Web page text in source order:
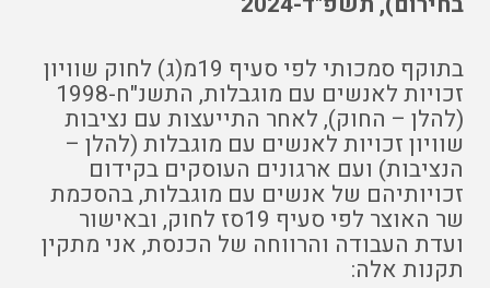
בתוקף סמכותי לפי סעיף 19מ(ג) לחוק שוויון
זכויות לאנשים עם מוגבלות, התשנ"ח-1998
(להלן – החוק), לאחר התייעצות עם נציבות
שוויון זכויות לאנשים עם מוגבלות (להלן –
הנציבות) ועם ארגונים העוסקים בקידום
זכויותיהם של אנשים עם מוגבלות, בהסכמת
שר האוצר לפי סעיף 19סז לחוק, ובאישור
ועדת העבודה והרווחה של הכנסת, אני מתקין
תקנות אלה: